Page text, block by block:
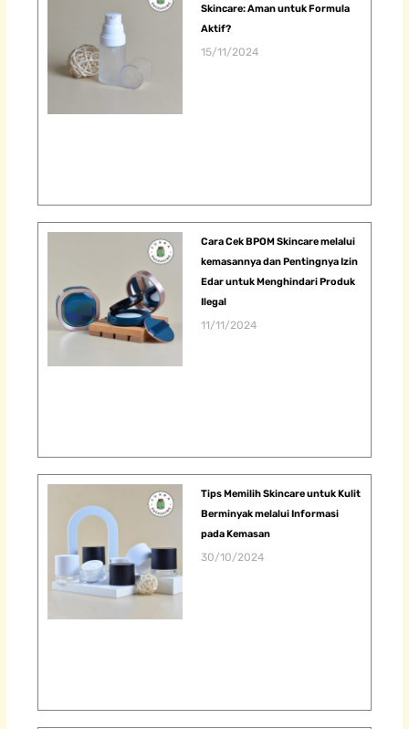
Skincare: Aman untuk Formula
Aktif?
15/11/2024
Cara Cek BPOM Skincare melalui
kemasannya dan Pentingnya Izin
Edar untuk Menghindari Produk
Ilegal
11/11/2024
Tips Memilih Skincare untuk Kulit
Berminyak melalui Informasi
pada Kemasan
30/10/2024